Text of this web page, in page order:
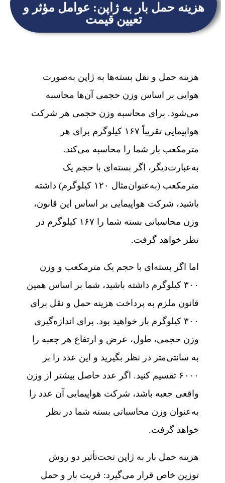
هزینه حمل بار به ژاپن: عوامل مؤثر و
تعیین قیمت
هزینه حمل‌ و نقل بسته‌ها به ژاپن به‌صورت
هوایی بر اساس وزن حجمی آن‌ها محاسبه
می‌شود. برای محاسبه وزن حجمی هر شرکت
هواپیمایی تقریباً ۱۶۷ کیلوگرم برای هر
مترمکعب بار شما را محاسبه می‌کند.
به‌عبارت‌دیگر، اگر بسته‌ای با حجم یک
مترمکعب (به‌عنوان‌مثال ۱۲۰ کیلوگرم) داشته
باشید، شرکت هواپیمایی بر اساس این قانون،
وزن محاسباتی بسته شما را ۱۶۷ کیلوگرم در
نظر خواهد گرفت.
اما اگر بسته‌ای با حجم یک مترمکعب و وزن
۳۰۰ کیلوگرم داشته باشید، شما بر اساس همین
قانون ملزم به پرداخت هزینه حمل‌ و نقل برای
۳۰۰ کیلوگرم بار خواهید بود. برای اندازه‌گیری
وزن حجمی، طول، عرض و ارتفاع هر جعبه را
به سانتی‌متر در نظر بگیرید و این عدد را بر
۶۰۰۰ تقسیم کنید. اگر عدد حاصل بیشتر از وزن
واقعی جعبه باشد، شرکت هواپیمایی آن عدد را
به‌عنوان وزن محاسباتی بسته شما در نظر
خواهد گرفت.
هزینه حمل بار به ژاپن تحت‌تأثیر دو روش
توزین خاص قرار می‌گیرد: فریت بار و حمل